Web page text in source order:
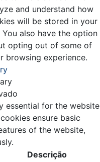
and understand how
will be stored in your
also have the option
opting out of some of
browsing experience.
essential for the website
ensure basic
of the website,
Descrição